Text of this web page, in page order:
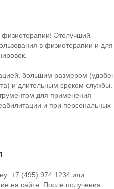
Этолучший
в физиотерапии и для
большим размером
и длительным сроком службы.
для применения
и при персональных
+7 (495) 974 1234 или
на сайте. После получения